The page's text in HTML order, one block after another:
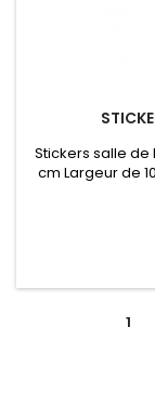
Stickers salle de
cm Largeur de
environs Pose
1